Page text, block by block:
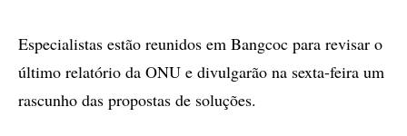
Especialistas estão reunidos em Bangcoc para revisar o
último relatório da ONU e divulgarão na sexta-feira um
rascunho das propostas de soluções.